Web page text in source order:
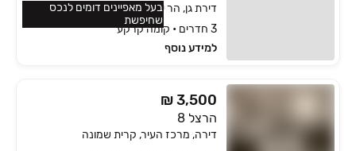
דירת גן, הר יונה, נצרת עילית / נוף הגליל
3 חדרים • קומה קרקע
למידע נוסף
בעל מאפיינים דומים לנכס
שחיפשת
₪ 3,500
הרצל 8
דירה, מרכז העיר, קרית שמונה